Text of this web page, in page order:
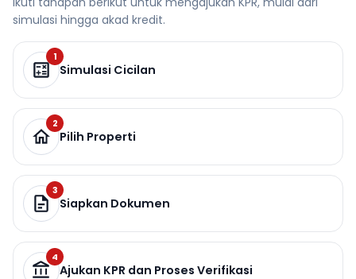
simulasi hingga akad kredit.
1
Simulasi Cicilan
2
Pilih Properti
3
Siapkan Dokumen
4
Ajukan KPR dan Proses Verifikasi